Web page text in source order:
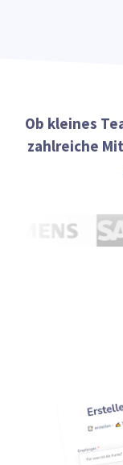
Ob kleines
zahlreiche